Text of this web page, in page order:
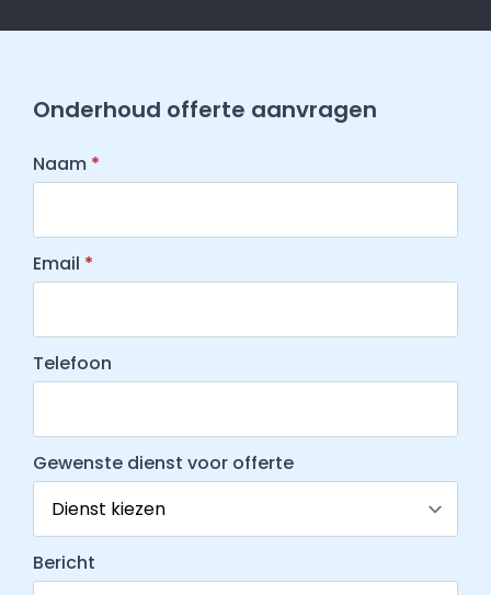
Onderhoud offerte aanvragen
Naam *
Email *
Telefoon
Gewenste dienst voor offerte
Bericht